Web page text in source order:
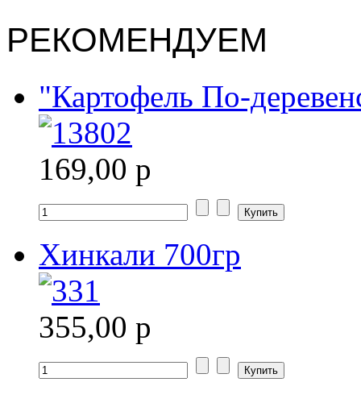
РЕКОМЕНДУЕМ
"Картофель По-
169,00 р
Хинкали 700гр
355,00 р